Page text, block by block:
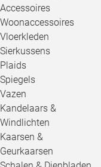
Accessoires
Woonaccessoires
Vloerkleden
Sierkussens
Plaids
Spiegels
Vazen
Kandelaars &
Windlichten
Kaarsen &
Geurkaarsen